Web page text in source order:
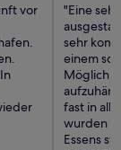
vor
"Eine
sehr
einem
fast in
wurden
Essens